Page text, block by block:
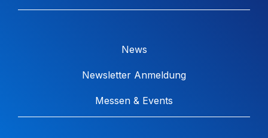
News
Newsletter Anmeldung
Messen & Events